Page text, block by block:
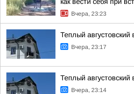
Вчера, 23:23
Теплый августовский
Вчера, 23:17
Теплый августовский
Вчера, 23:14